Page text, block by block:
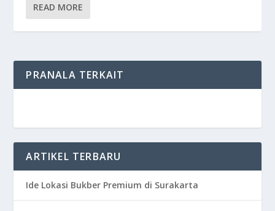
READ MORE
PRANALA TERKAIT
ARTIKEL TERBARU
Ide Lokasi Bukber Premium di Surakarta